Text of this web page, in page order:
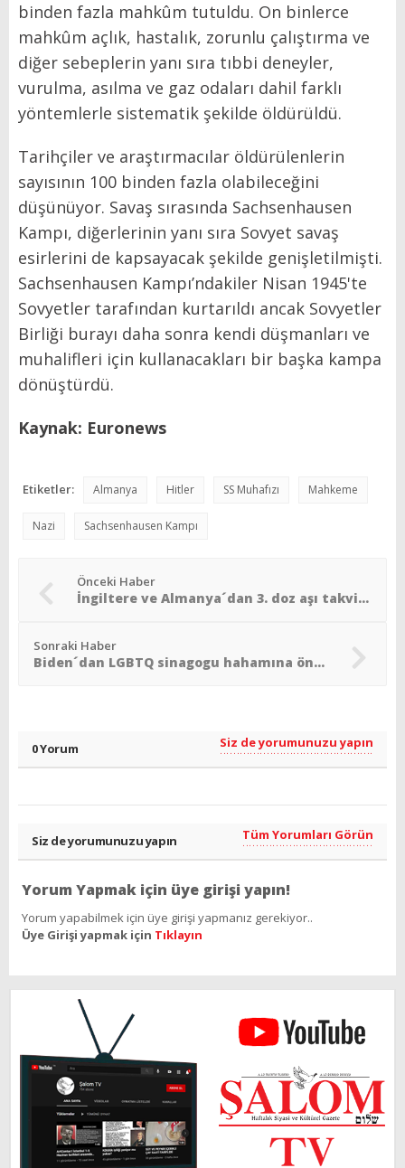
binden fazla mahkûm tutuldu. On binlerce
mahkûm açlık, hastalık, zorunlu çalıştırma ve
diğer sebeplerin yanı sıra tıbbi deneyler,
vurulma, asılma ve gaz odaları dahil farklı
yöntemlerle sistematik şekilde öldürüldü.
Tarihçiler ve araştırmacılar öldürülenlerin
sayısının 100 binden fazla olabileceğini
düşünüyor. Savaş sırasında Sachsenhausen
Kampı, diğerlerinin yanı sıra Sovyet savaş
esirlerini de kapsayacak şekilde genişletilmişti.
Sachsenhausen Kampı’ndakiler Nisan 1945'te
Sovyetler tarafından kurtarıldı ancak Sovyetler
Birliği burayı daha sonra kendi düşmanları ve
muhalifleri için kullanacakları bir başka kampa
dönüştürdü.
Kaynak: Euronews
Etiketler: Almanya Hitler SS Muhafızı Mahkeme
Nazi Sachsenhausen Kampı
Önceki Haber
İngiltere ve Almanya´dan 3. doz aşı takviyesi
Sonraki Haber
Biden´dan LGBTQ sinagogu hahamına önemli görev
0 Yorum Siz de yorumunuzu yapın
Siz de yorumunuzu yapın Tüm Yorumları Görün
Yorum Yapmak için üye girişi yapın!
Yorum yapabilmek için üye girişi yapmanız gerekiyor..
Üye Girişi yapmak için Tıklayın